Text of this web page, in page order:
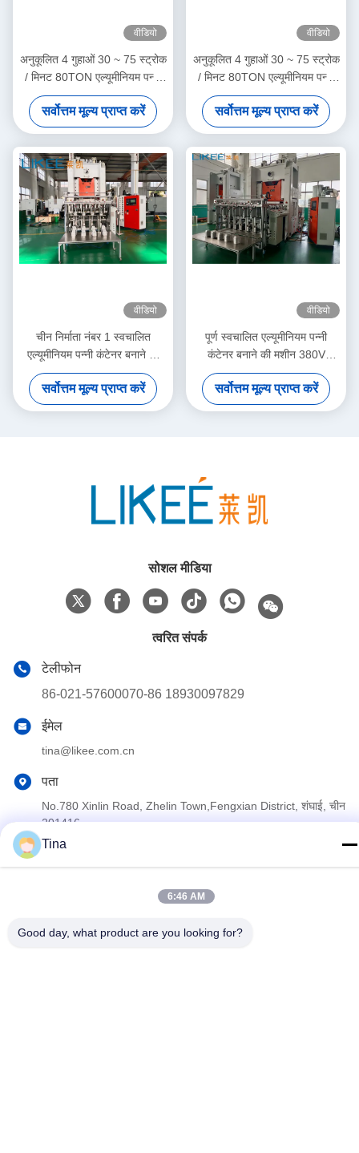
वीडियो
अनुकूलित 4 गुहाओं 30 ~ 75 स्ट्रोक
/ मिनट 80TON एल्यूमीनियम पन्नी
कंटेनर बनाने की मशीन
सर्वोत्तम मूल्य प्राप्त करें
वीडियो
अनुकूलित 4 गुहाओं 30 ~ 75 स्ट्रोक
/ मिनट 80TON एल्यूमीनियम पन्नी
कंटेनर बनाने की मशीन
सर्वोत्तम मूल्य प्राप्त करें
वीडियो
चीन निर्माता नंबर 1 स्वचालित
एल्यूमीनियम पन्नी कंटेनर बनाने की
मशीन LK-T80
सर्वोत्तम मूल्य प्राप्त करें
वीडियो
पूर्ण स्वचालित एल्यूमीनियम पन्नी
कंटेनर बनाने की मशीन 380V
50HZ
सर्वोत्तम मूल्य प्राप्त करें
सोशल मीडिया
त्वरित संपर्क
टेलीफोन
86-021-57600070-86 18930097829
ईमेल
tina@likee.com.cn
पता
No.780 Xinlin Road, Zhelin Town,Fengxian District, शंघाई, चीन
201416
चीन अच्छी गुणवत्ता एल्यूमीनियम पन्नी कंटेनर बनाने की मशीन देने वाला। कॉपीराइट ©
सर्वाधिकार सुरक्षित।
Tina
6:46 AM
Good day, what product are you looking for?